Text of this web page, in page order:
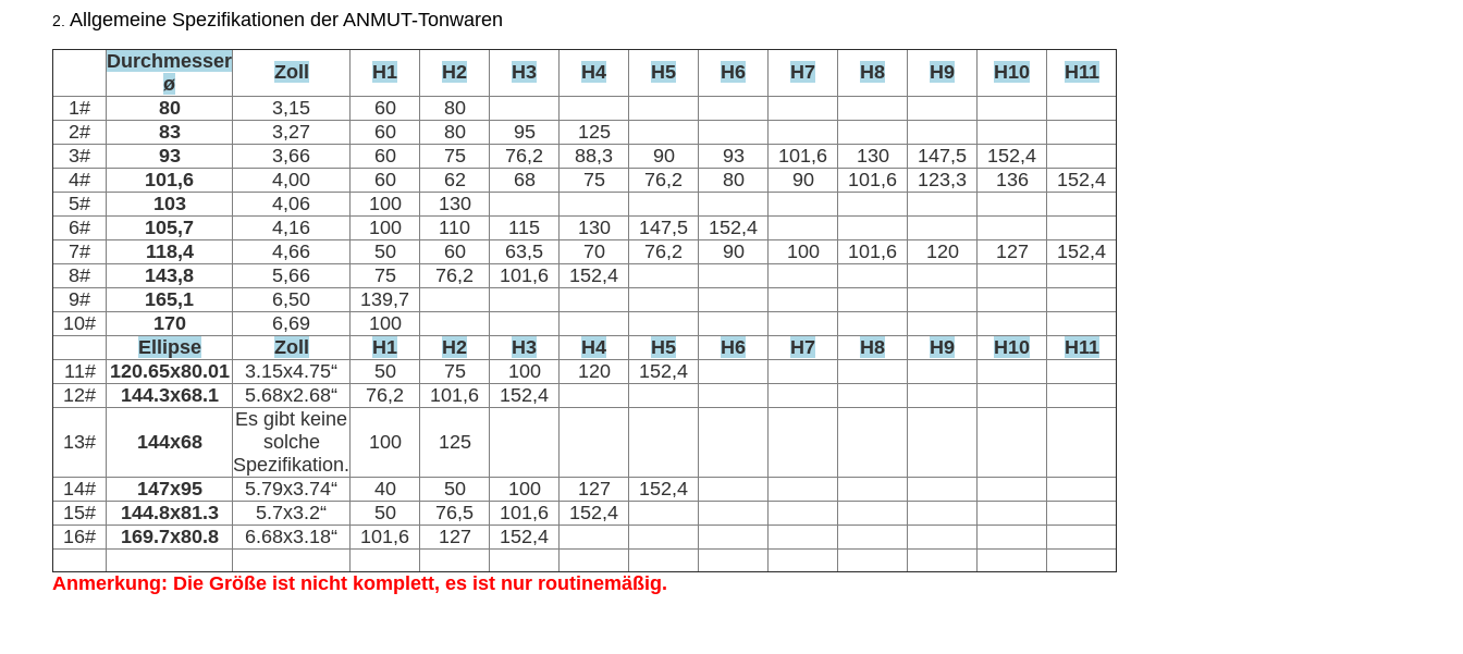
2. Allgemeine Spezifikationen der ANMUT-Tonwaren
Durchmesser
ø
Zoll H1 H2 H3 H4 H5 H6 H7 H8 H9 H10
H11
1#
80 3,15 60
80
2#
83 3,27 60 80 95
125
3#
93 3,66 60 75 76,2 88,3 90 93 101,6 130 147,5
152,4
4#
101,6 4,00 60 62 68 75 76,2 80 90 101,6 123,3 136
152,4
5#
103 4,06 100
130
6#
105,7 4,16 100 110 115 130 147,5
152,4
7#
118,4 4,66 50 60 63,5 70 76,2 90 100 101,6 120 127
152,4
8#
143,8 5,66 75 76,2 101,6
152,4
9#
165,1 6,50
139,7
10#
170 6,69
100
Ellipse
Zoll H1 H2 H3 H4 H5 H6 H7 H8 H9 H10
H11
11#
120.65x80.01 3.15x4.75“ 50 75 100 120
152,4
12#
144.3x68.1 5.68x2.68“ 76,2 101,6 152,4
13# 144x68
Es gibt keine
solche
Spezifikation.
100 125
14# 147x95 5.79x3.74“ 40 50 100 127
152,4
15#
144.8x81.3 5.7x3.2“ 50 76,5 101,6
152,4
16#
169.7x80.8 6.68x3.18“ 101,6 127 152,4
Anmerkung: Die Größe ist nicht komplett, es ist nur routinemäßig.